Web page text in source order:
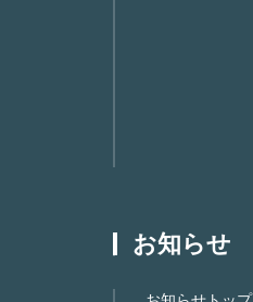
お知らせ